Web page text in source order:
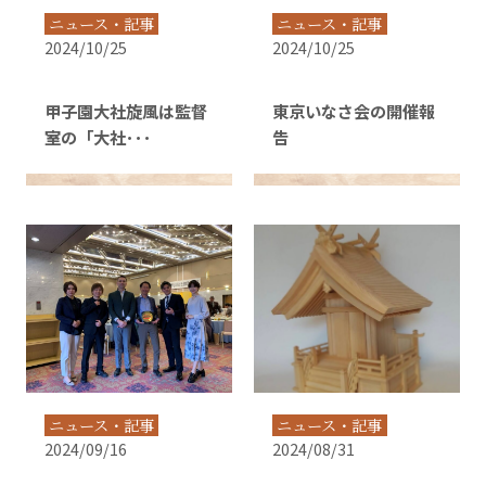
ニュース・記事
2024/10/25
甲子園大社旋風は監督
室の「大社･･･
ニュース・記事
2024/10/25
東京いなさ会の開催報
告
ニュース・記事
2024/09/16
ニュース・記事
2024/08/31